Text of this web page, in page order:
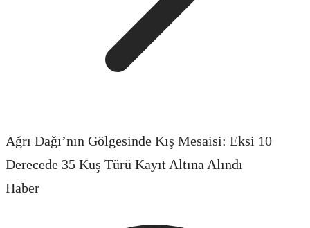
Ağrı Dağı’nın Gölgesinde Kış Mesaisi: Eksi 10
Derecede 35 Kuş Türü Kayıt Altına Alındı
Haber